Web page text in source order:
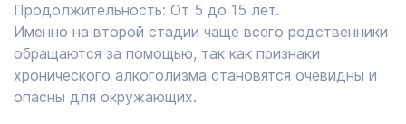
Продолжительность: От 5 до 15 лет.
Именно на второй стадии чаще всего родственники
обращаются за помощью, так как признаки
хронического алкоголизма становятся очевидны и
опасны для окружающих.